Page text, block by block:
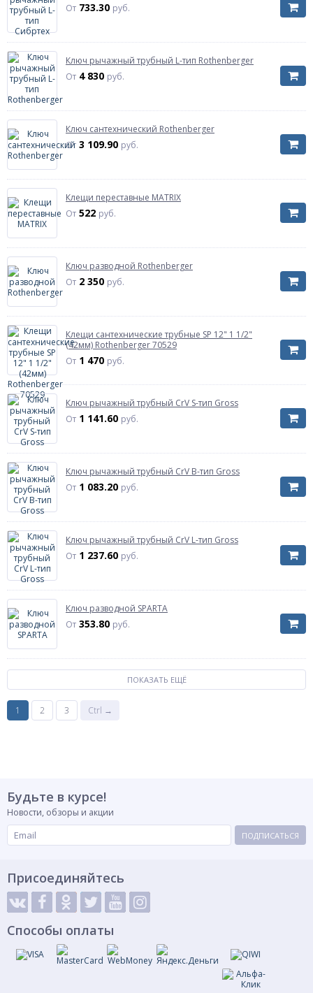
От 733.30 руб.
Ключ рычажный трубный L-тип Rothenberger
От 4 830 руб.
Ключ сантехнический Rothenberger
От 3 109.90 руб.
Клещи переставные MATRIX
От 522 руб.
Ключ разводной Rothenberger
От 2 350 руб.
Клещи сантехнические трубные SP 12" 1 1/2"
(42мм) Rothenberger 70529
От 1 470 руб.
Ключ рычажный трубный CrV S-тип Gross
От 1 141.60 руб.
Ключ рычажный трубный CrV B-тип Gross
От 1 083.20 руб.
Ключ рычажный трубный CrV L-тип Gross
От 1 237.60 руб.
Ключ разводной SPARTA
От 353.80 руб.
ПОКАЗАТЬ ЕЩЁ
1 2 3 Ctrl →
Будьте в курсе!
Новости, обзоры и акции
ПОДПИСАТЬСЯ
Присоединяйтесь
Способы оплаты